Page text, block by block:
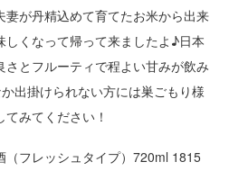
が丹精込めて育てたお米から出来
しくなって帰って来ましたよ♪日本
とフルーティで程よい甘みが飲み
出掛けられない方には巣ごもり様
みてください！
フレッシュタイプ）720ml 1815